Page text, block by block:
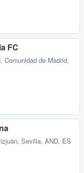
FC
Comunidad de Madrid,
, Sevilla, AND, ES